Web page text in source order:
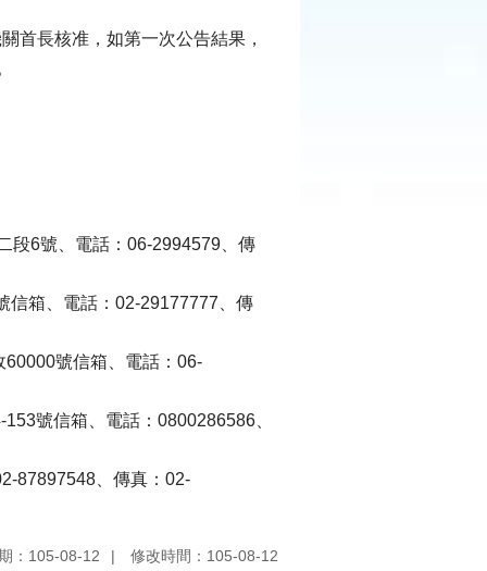
首長核准，如第一次公告結果，
段6號、電話：06-2994579、傳
信箱、電話：02-29177777、傳
號信箱、電話：06-
號信箱、電話：0800286586、
87897548、傳真：02-
：105-08-12 修改時間：105-08-12